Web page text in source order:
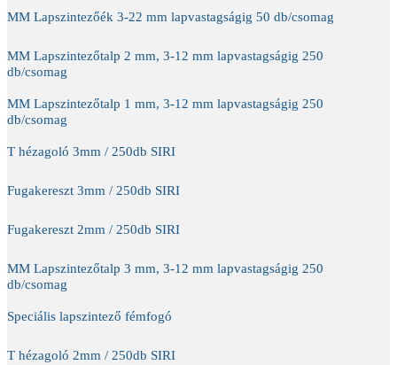
MM Lapszintezőék 3-22 mm lapvastagságig 50 db/csomag
MM Lapszintezőtalp 2 mm, 3-12 mm lapvastagságig 250
db/csomag
MM Lapszintezőtalp 1 mm, 3-12 mm lapvastagságig 250
db/csomag
T hézagoló 3mm / 250db SIRI
Fugakereszt 3mm / 250db SIRI
Fugakereszt 2mm / 250db SIRI
MM Lapszintezőtalp 3 mm, 3-12 mm lapvastagságig 250
db/csomag
Speciális lapszintező fémfogó
T hézagoló 2mm / 250db SIRI